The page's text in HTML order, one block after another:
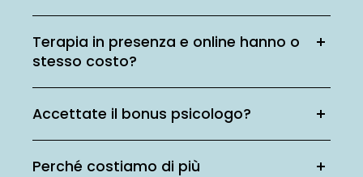
Terapia in presenza e online hanno o
stesso costo?
Accettate il bonus psicologo?
Perché costiamo di più